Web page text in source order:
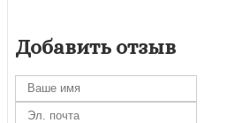
Добавить отзыв